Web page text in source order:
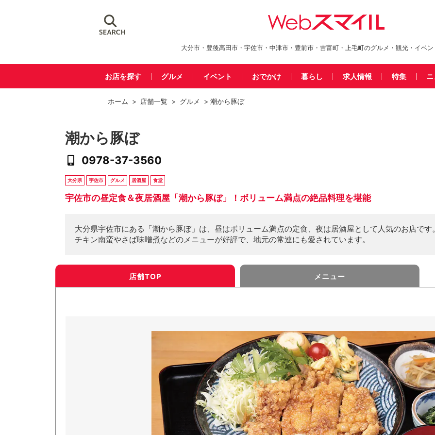
大分市・豊後高田市・宇佐市・中津市・豊前市・吉富町・上毛町のグルメ・観光・イベ
お店を探す グルメ イベント おでかけ 暮らし 求人情報 特集
ホーム > 店舗一覧 > グルメ > 潮から豚ぼ
潮から豚ぼ
0978-37-3560
大分県 宇佐市 グルメ 居酒屋 食堂
宇佐市の昼定食＆夜居酒屋「潮から豚ぼ」！ボリューム満点の絶品料理を堪能
大分県宇佐市にある「潮から豚ぼ」は、昼はボリューム満点の定食、夜は居酒屋として人気のお店です
チキン南蛮やさば味噌煮などのメニューが好評で、地元の常連にも愛されています。
店舗TOP メニュー